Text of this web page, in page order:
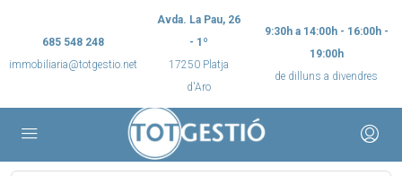
685 548 248
immobiliaria@totgestio.net
Avda. La Pau, 26
- 1º
17250 Platja
d'Aro
9:30h a 14:00h - 16:00h -
19:00h
de dilluns a divendres